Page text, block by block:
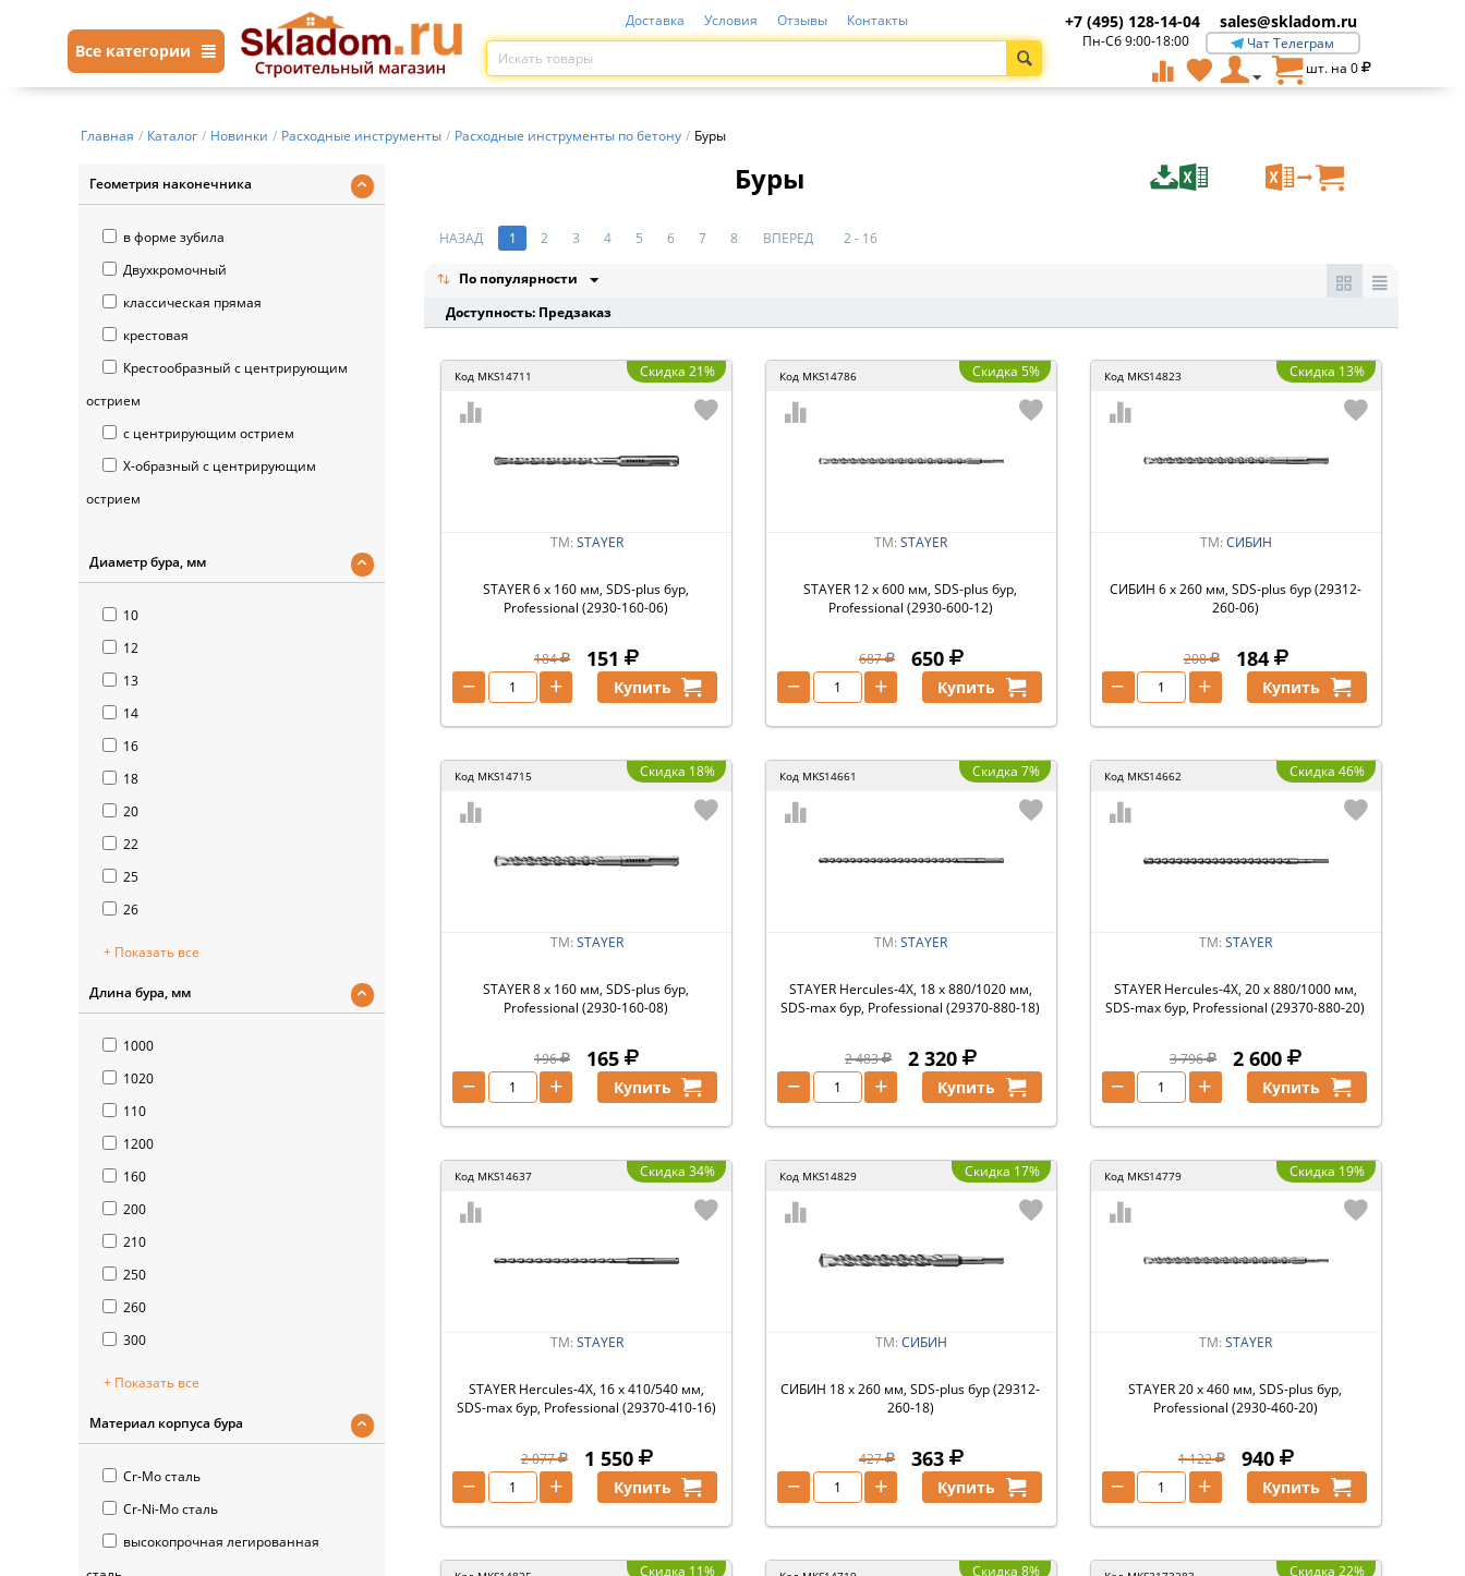
Все категории
Доставка Условия Отзывы Контакты +7 (495) 128-14-04 sales@skladom.ru
Пн-Сб 9:00-18:00
Чат Телеграм
шт. на 0
Главная / Каталог / Новинки / Расходные инструменты / Расходные инструменты по бетону / Буры
Геометрия наконечника
в форме зубила
Двухкромочный
классическая прямая
крестовая
Крестообразный с центрирующим
острием
с центрирующим острием
Х-образный с центрирующим
острием
Диаметр бура, мм
10
12
13
14
16
18
20
22
25
26
+ Показать все
Длина бура, мм
1000
1020
110
1200
160
200
210
250
260
300
+ Показать все
Материал корпуса бура
Cr-Mo сталь
Cr-Ni-Mo сталь
высокопрочная легированная
Буры
НАЗАД 1 2 3 4 5 6 7 8 ВПЕРЕД 2 - 16
По популярности
Доступность: Предзаказ
Код MKS14711 Скидка 21%
ТМ: STAYER
STAYER 6 x 160 мм, SDS-plus бур,
Professional (2930-160-06)
184 151
+
− Купить
Код MKS14786 Скидка 5%
ТМ:STAYER
STAYER 12 x 600 мм, SDS-plus бур,
Professional (2930-600-12)
687 650
+
− Купить
Код MKS14823 Скидка 13%
ТМ: СИБИН
СИБИН 6 х 260 мм, SDS-plus бур (29312-
260-06)
208 184
+
− Купить
Код MKS14715 Скидка 18%
ТМ: STAYER
STAYER 8 x 160 мм, SDS-plus бур,
Professional (2930-160-08)
196 165
+
− Купить
Код MKS14661 Скидка 7%
ТМ:STAYER
STAYER Hercules-4Х, 18 x 880/1020 мм,
SDS-max бур, Professional (29370-880-18)
2 483 2 320
+
− Купить
Код MKS14662 Скидка 46%
ТМ:STAYER
STAYER Hercules-4Х, 20 x 880/1000 мм,
SDS-max бур, Professional (29370-880-20)
3 796 2 600
+
− Купить
Код MKS14637 Скидка 34%
ТМ: STAYER
STAYER Hercules-4Х, 16 x 410/540 мм,
SDS-max бур, Professional (29370-410-16)
2 077 1 550
+
− Купить
Код MKS14829 Скидка 17%
ТМ: СИБИН
СИБИН 18 х 260 мм, SDS-plus бур (29312-
260-18)
427 363
+
− Купить
Код MKS14779 Скидка 19%
ТМ:STAYER
STAYER 20 x 460 мм, SDS-plus бур,
Professional (2930-460-20)
1 122 940
+
− Купить
Скидка 11% Скидка 8% Скидка 22%